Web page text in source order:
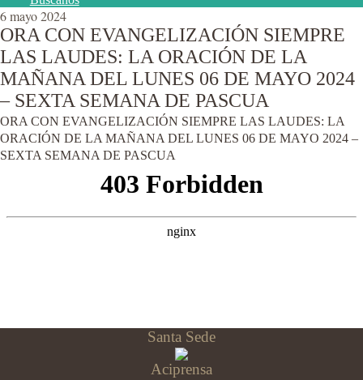
6 mayo 2024
ORA CON EVANGELIZACIÓN SIEMPRE
LAS LAUDES: LA ORACIÓN DE LA
MAÑANA DEL LUNES 06 DE MAYO 2024
– SEXTA SEMANA DE PASCUA
ORA CON EVANGELIZACIÓN SIEMPRE LAS LAUDES: LA
ORACIÓN DE LA MAÑANA DEL LUNES 06 DE MAYO 2024 –
SEXTA SEMANA DE PASCUA
Santa Sede
Aciprensa